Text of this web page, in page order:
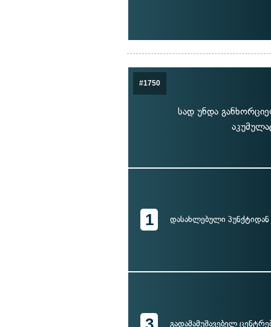
#1750
სად უნდა
1 დასახლებული
გადამამუშავებელ